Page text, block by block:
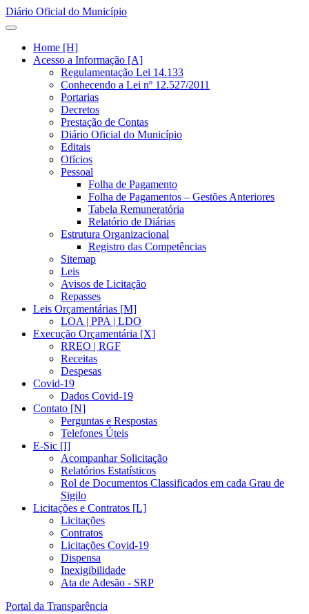
Diário Oficial do Município
Home [H]
Acesso a Informação [A]
Regulamentação Lei 14.133
Conhecendo a Lei nº 12.527/2011
Portarias
Decretos
Prestação de Contas
Diário Oficial do Município
Editais
Ofícios
Pessoal
Folha de Pagamento
Folha de Pagamentos – Gestões Anteriores
Tabela Remuneratória
Relatório de Diárias
Estrutura Organizacional
Registro das Competências
Sitemap
Leis
Avisos de Licitação
Repasses
Leis Orçamentárias [M]
LOA | PPA | LDO
Execução Orçamentária [X]
RREO | RGF
Receitas
Despesas
Covid-19
Dados Covid-19
Contato [N]
Perguntas e Respostas
Telefones Úteis
E-Sic [I]
Acompanhar Solicitação
Relatórios Estatísticos
Rol de Documentos Classificados em cada Grau de
Sigilo
Licitações e Contratos [L]
Licitações
Contratos
Licitações Covid-19
Dispensa
Inexigibilidade
Ata de Adesão - SRP
Portal da Transparência